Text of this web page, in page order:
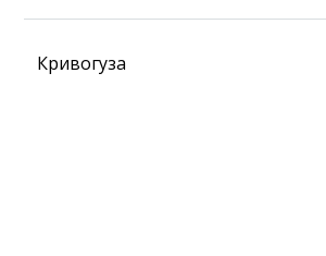
Кривогуза